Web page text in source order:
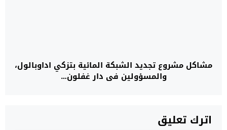
مشاكل مشروع تجديد الشبكة المائية بتزكي اداوبالول،
والمسؤولين في دار غفلون…
اترك تعليق